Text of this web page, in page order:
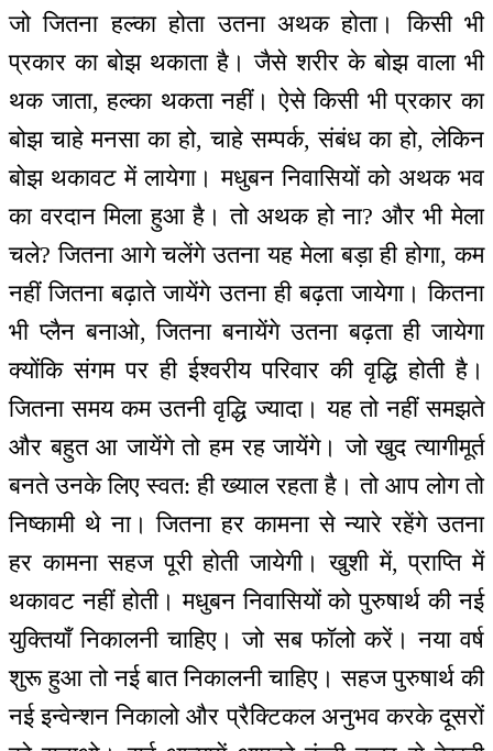
जो जितना हल्का होता उतना अथक होता। किसी भी
प्रकार का बोझ थकाता है। जैसे शरीर के बोझ वाला भी
थक जाता, हल्का थकता नहीं। ऐसे किसी भी प्रकार का
बोझ चाहे मनसा का हो, चाहे सम्पर्क, संबंध का हो, लेकिन
बोझ थकावट में लायेगा। मधुबन निवासियों को अथक भव
का वरदान मिला हुआ है। तो अथक हो ना? और भी मेला
चले? जितना आगे चलेंगे उतना यह मेला बड़ा ही होगा, कम
नहीं जितना बढ़ाते जायेंगे उतना ही बढ़ता जायेगा। कितना
भी प्लैन बनाओ, जितना बनायेंगे उतना बढ़ता ही जायेगा
क्योंकि संगम पर ही ईश्वरीय परिवार की वृद्धि होती है।
जितना समय कम उतनी वृद्धि ज्यादा। यह तो नहीं समझते
और बहुत आ जायेंगे तो हम रह जायेंगे। जो खुद त्यागीमूर्त
बनते उनके लिए स्वत: ही ख्याल रहता है। तो आप लोग तो
निष्कामी थे ना। जितना हर कामना से न्यारे रहेंगे उतना
हर कामना सहज पूरी होती जायेगी। खुशी में, प्राप्ति में
थकावट नहीं होती। मधुबन निवासियों को पुरुषार्थ की नई
युक्तियाँ निकालनी चाहिए। जो सब फॉलो करें। नया वर्ष
शुरू हुआ तो नई बात निकालनी चाहिए। सहज पुरुषार्थ की
नई इन्वेन्शन निकालो और प्रैक्टिकल अनुभव करके दूसरों